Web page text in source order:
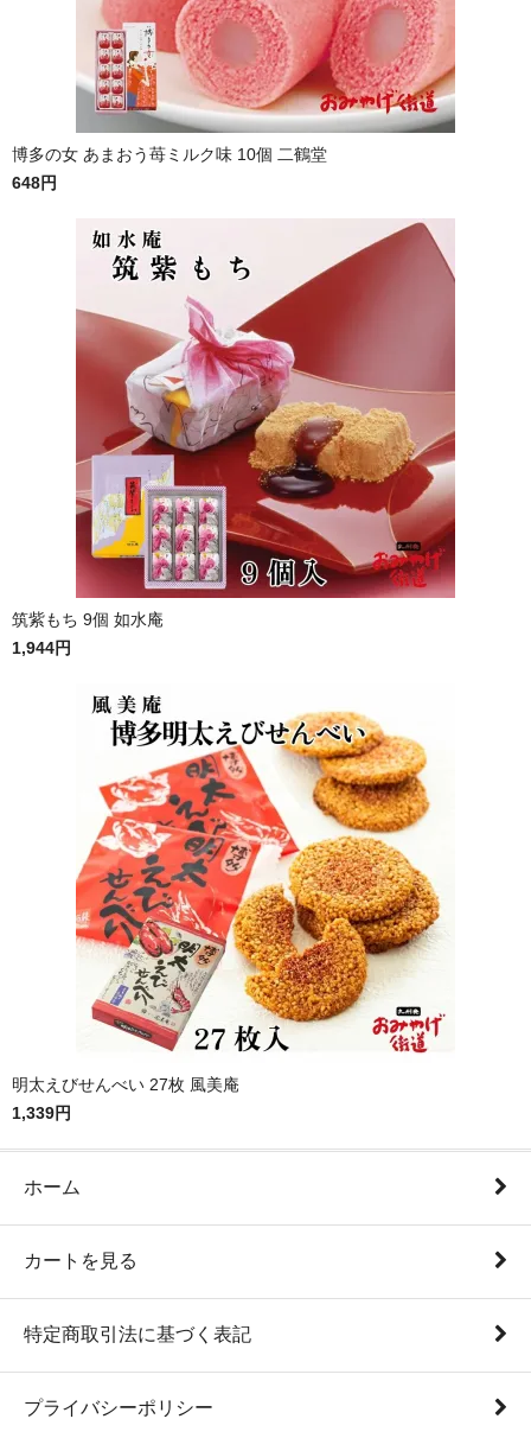
博多の女 あまおう苺ミルク味 10個 二鶴堂
648円
筑紫もち 9個 如水庵
1,944円
明太えびせんべい 27枚 風美庵
1,339円
ホーム
カートを見る
特定商取引法に基づく表記
プライバシーポリシー